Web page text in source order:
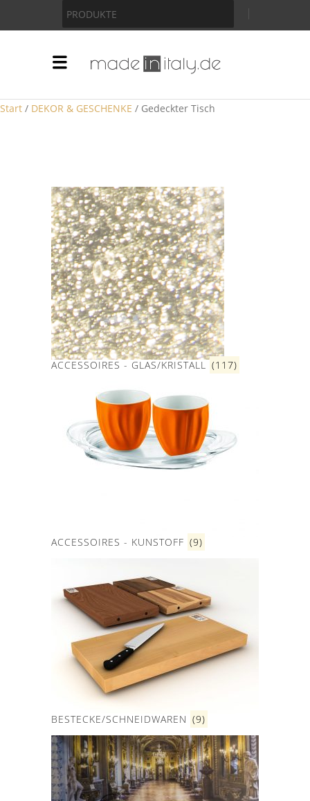
PRODUKTE
Start / DEKOR & GESCHENKE / Gedeckter Tisch
ACCESSOIRES - GLAS/KRISTALL (117)
ACCESSOIRES - KUNSTOFF (9)
BESTECKE/SCHNEIDWAREN (9)